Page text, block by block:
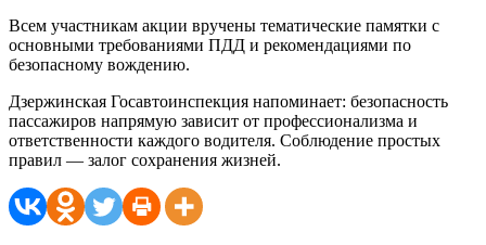
Всем участникам акции вручены тематические памятки с
основными требованиями ПДД и рекомендациями по
безопасному вождению.
Дзержинская Госавтоинспекция напоминает: безопасность
пассажиров напрямую зависит от профессионализма и
ответственности каждого водителя. Соблюдение простых
правил — залог сохранения жизней.